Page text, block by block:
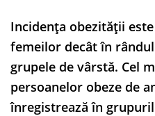
Incidența obezității
femeilor decât în
grupele de vârstă. Cel
persoanelor obeze de
înregistrează în